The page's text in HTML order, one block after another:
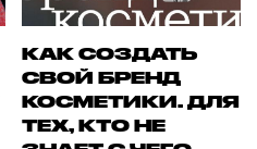
КАК СОЗДАТЬ
СВОЙ БРЕНД
КОСМЕТИКИ. ДЛЯ
ТЕХ, КТО НЕ